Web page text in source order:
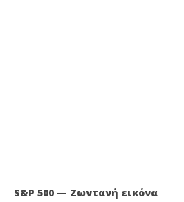
S&P 500 — Ζωντανή εικόνα